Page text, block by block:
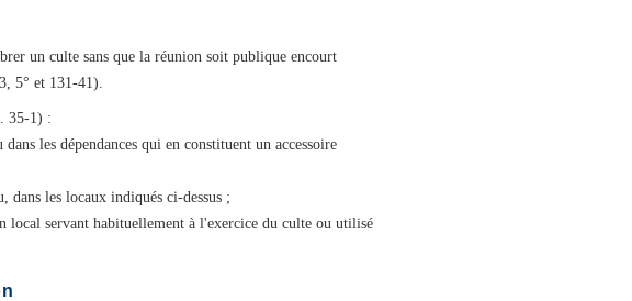
un culte sans que la réunion soit publique encourt
5° et 131-41).
35-1) :
les dépendances qui en constituent un accessoire
les locaux indiqués ci-dessus ;
local servant habituellement à l'exercice du culte ou utilisé